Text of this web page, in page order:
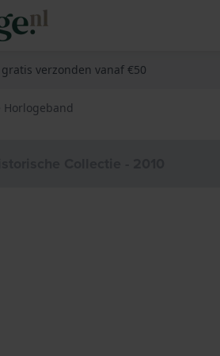
verzonden vanaf €50
Horlogeband